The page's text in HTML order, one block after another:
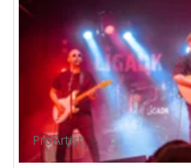
ProArtist